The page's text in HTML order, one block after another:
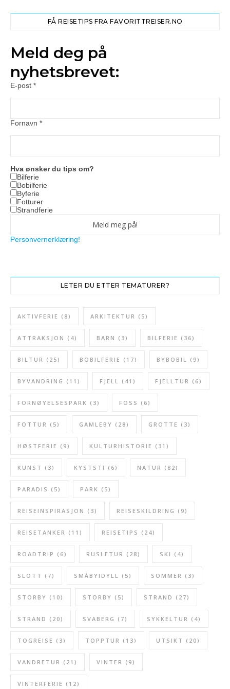
FÅ REISETIPS FRA FAVORITTREISER.NO
Meld deg på
nyhetsbrevet:
E-post *
Fornavn *
Hva ønsker du tips om?
Bilferie
Bobilferie
Byferie
Fotturer
Strandferie
Personvernerklæring!
LETER DU ETTER TEMATURER?
AKTIVFERIE (8) ARKITEKTUR (5)
ATTRAKSJON (4) BARN (3) BILFERIE (36)
BILTUR (25) BOBILFERIE (17) BYBOBIL (9)
BYVANDRING (11) FJELL (41) FJELLTUR (6)
FORNØYELSESPARK (3) FOSS (6)
FOTTUR (5) GAMLEBY (28) GROTTE (3)
HØSTFERIE (9) KULTURHISTORIE (31)
KUNST (3) KYSTSTI (6) NATUR (82)
PARADIS (5) PARK (5)
REISEINSPIRASJON (3) REISESKILDRING (9)
REISETANKER (11) REISETIPS (24)
ROADTRIP (6) RUSLETUR (28) SKI (4)
SLOTT (7) SMÅBYIDYLL (5) SOMMER (3)
STORBY (10) STORBY (5) STRAND (27)
STRAND (20) SVABERG (7) SYKKELTUR (4)
TOGREISE (3) TOPPTUR (13) UTSIKT (20)
VANDRETUR (21) VINTER (9)
VINTERFERIE (12)